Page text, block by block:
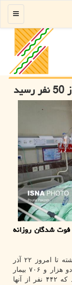
منو
بهداشت، بعد از ۵۶۶ روز، فوت شدگان روزانه
از روز گذشته تا امروز ۲۲ آذر
۱۴۰۰ و بر مبنای معیارهای قطعی تشخیصی، دو هزار و ۷۰۶ بیمار
جدید مبتلا به کووید۱۹ در کشور شناسایی شد که ۴۴۲ نفر از آنها